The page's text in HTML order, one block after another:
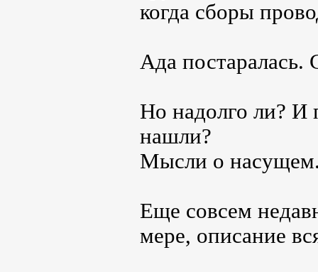
когда сборы
Ада постаралась.
Но надолго ли? И
нашли?
Мысли о
Еще совсем
мере, описание